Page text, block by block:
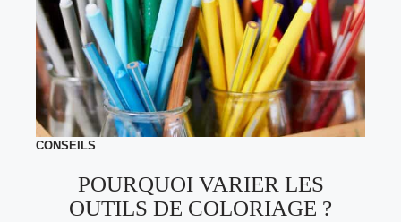
CONSEILS
POURQUOI VARIER LES
OUTILS DE COLORIAGE ?